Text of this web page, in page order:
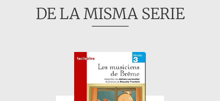
DE LA MISMA SERIE